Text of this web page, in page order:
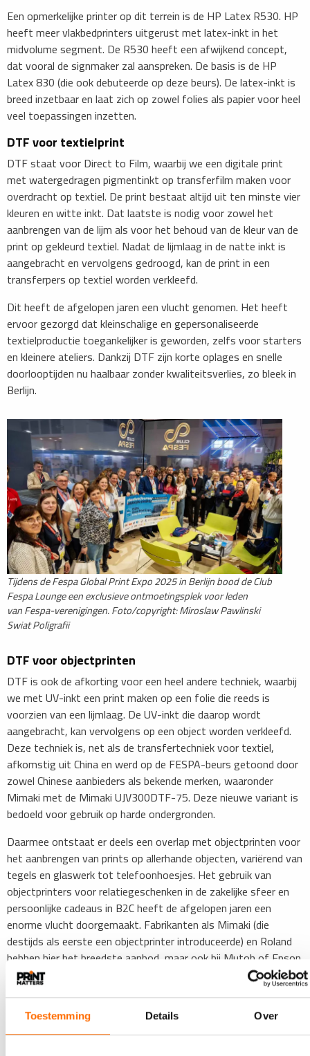
Toestemming Details Over
Een opmerkelijke printer op dit terrein is de HP Latex R530. HP
heeft meer vlakbedprinters uitgerust met latex-inkt in het
midvolume segment. De R530 heeft een afwijkend concept,
dat vooral de signmaker zal aanspreken. De basis is de HP
Latex 830 (die ook debuteerde op deze beurs). De latex-inkt is
breed inzetbaar en laat zich op zowel folies als papier voor heel
veel toepassingen inzetten.
DTF voor textielprint
DTF staat voor Direct to Film, waarbij we een digitale print
met watergedragen pigmentinkt op transferfilm maken voor
overdracht op textiel. De print bestaat altijd uit ten minste vier
kleuren en witte inkt. Dat laatste is nodig voor zowel het
aanbrengen van de lijm als voor het behoud van de kleur van de
print op gekleurd textiel. Nadat de lijmlaag in de natte inkt is
aangebracht en vervolgens gedroogd, kan de print in een
transferpers op textiel worden verkleefd.
Dit heeft de afgelopen jaren een vlucht genomen. Het heeft
ervoor gezorgd dat kleinschalige en gepersonaliseerde
textielproductie toegankelijker is geworden, zelfs voor starters
en kleinere ateliers. Dankzij DTF zijn korte oplages en snelle
doorlooptijden nu haalbaar zonder kwaliteitsverlies, zo bleek in
Berlijn.
Tijdens de Fespa Global Print Expo 2025 in Berlijn bood de Club
Fespa Lounge een exclusieve ontmoetingsplek voor leden
van Fespa-verenigingen. Foto/copyright: Miroslaw Pawlinski
Swiat Poligrafii
DTF voor objectprinten
DTF is ook de afkorting voor een heel andere techniek, waarbij
we met UV-inkt een print maken op een folie die reeds is
voorzien van een lijmlaag. De UV-inkt die daarop wordt
aangebracht, kan vervolgens op een object worden verkleefd.
Deze techniek is, net als de transfertechniek voor textiel,
afkomstig uit China en werd op de FESPA-beurs getoond door
zowel Chinese aanbieders als bekende merken, waaronder
Mimaki met de Mimaki UJV300DTF-75. Deze nieuwe variant is
bedoeld voor gebruik op harde ondergronden.
Daarmee ontstaat er deels een overlap met objectprinten voor
het aanbrengen van prints op allerhande objecten, variërend van
tegels en glaswerk tot telefoonhoesjes. Het gebruik van
objectprinters voor relatiegeschenken in de zakelijke sfeer en
persoonlijke cadeaus in B2C heeft de afgelopen jaren een
enorme vlucht doorgemaakt. Fabrikanten als Mimaki (die
destijds als eerste een objectprinter introduceerde) en Roland
hebben hier het breedste aanbod, maar ook bij Mutoh of Epson
kun je voor objectprinters terecht, die ook volop op de FESPA-
beurs werden getoond.
De ontwikkeling hier is dat er enerzijds kleinere
toonbankprinters bijkomen voor gebruik in de retail en